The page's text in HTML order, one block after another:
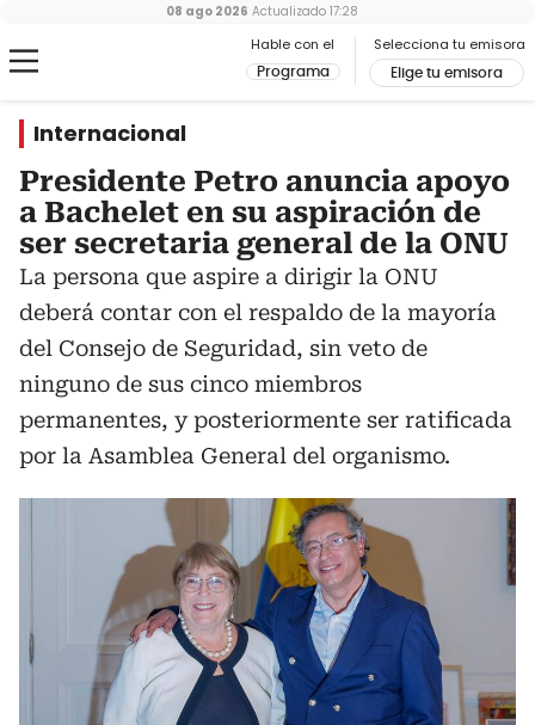
Hable con el
Programa
Selecciona tu emisora
Elige tu emisora
08 ago 2026 Actualizado 17:28
Internacional
Presidente Petro anuncia apoyo
a Bachelet en su aspiración de
ser secretaria general de la ONU
La persona que aspire a dirigir la ONU
deberá contar con el respaldo de la mayoría
del Consejo de Seguridad, sin veto de
ninguno de sus cinco miembros
permanentes, y posteriormente ser ratificada
por la Asamblea General del organismo.